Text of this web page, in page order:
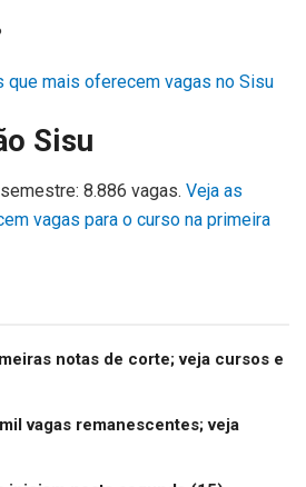
mais oferecem vagas no Sisu
Sisu
8.886 vagas. Veja as
vagas para o curso na primeira
notas de corte; veja cursos e
vagas remanescentes; veja